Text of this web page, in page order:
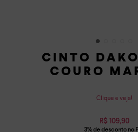
CINTO
COURO
Clique e veja!
R$ 109,90